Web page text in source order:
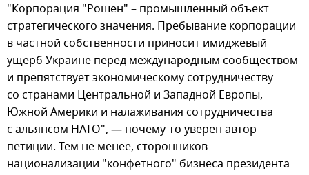
"Корпорация "Рошен" – промышленный объект
стратегического значения. Пребывание корпорации
в частной собственности приносит имиджевый
ущерб Украине перед международным сообществом
и препятствует экономическому сотрудничеству
со странами Центральной и Западной Европы,
Южной Америки и налаживания сотрудничества
с альянсом НАТО", — почему-то уверен автор
петиции. Тем не менее, сторонников
национализации "конфетного" бизнеса президента